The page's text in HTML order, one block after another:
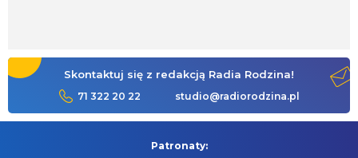
Skontaktuj się z redakcją Radia Rodzina!
71 322 20 22 studio@radiorodzina.pl
Patronaty: